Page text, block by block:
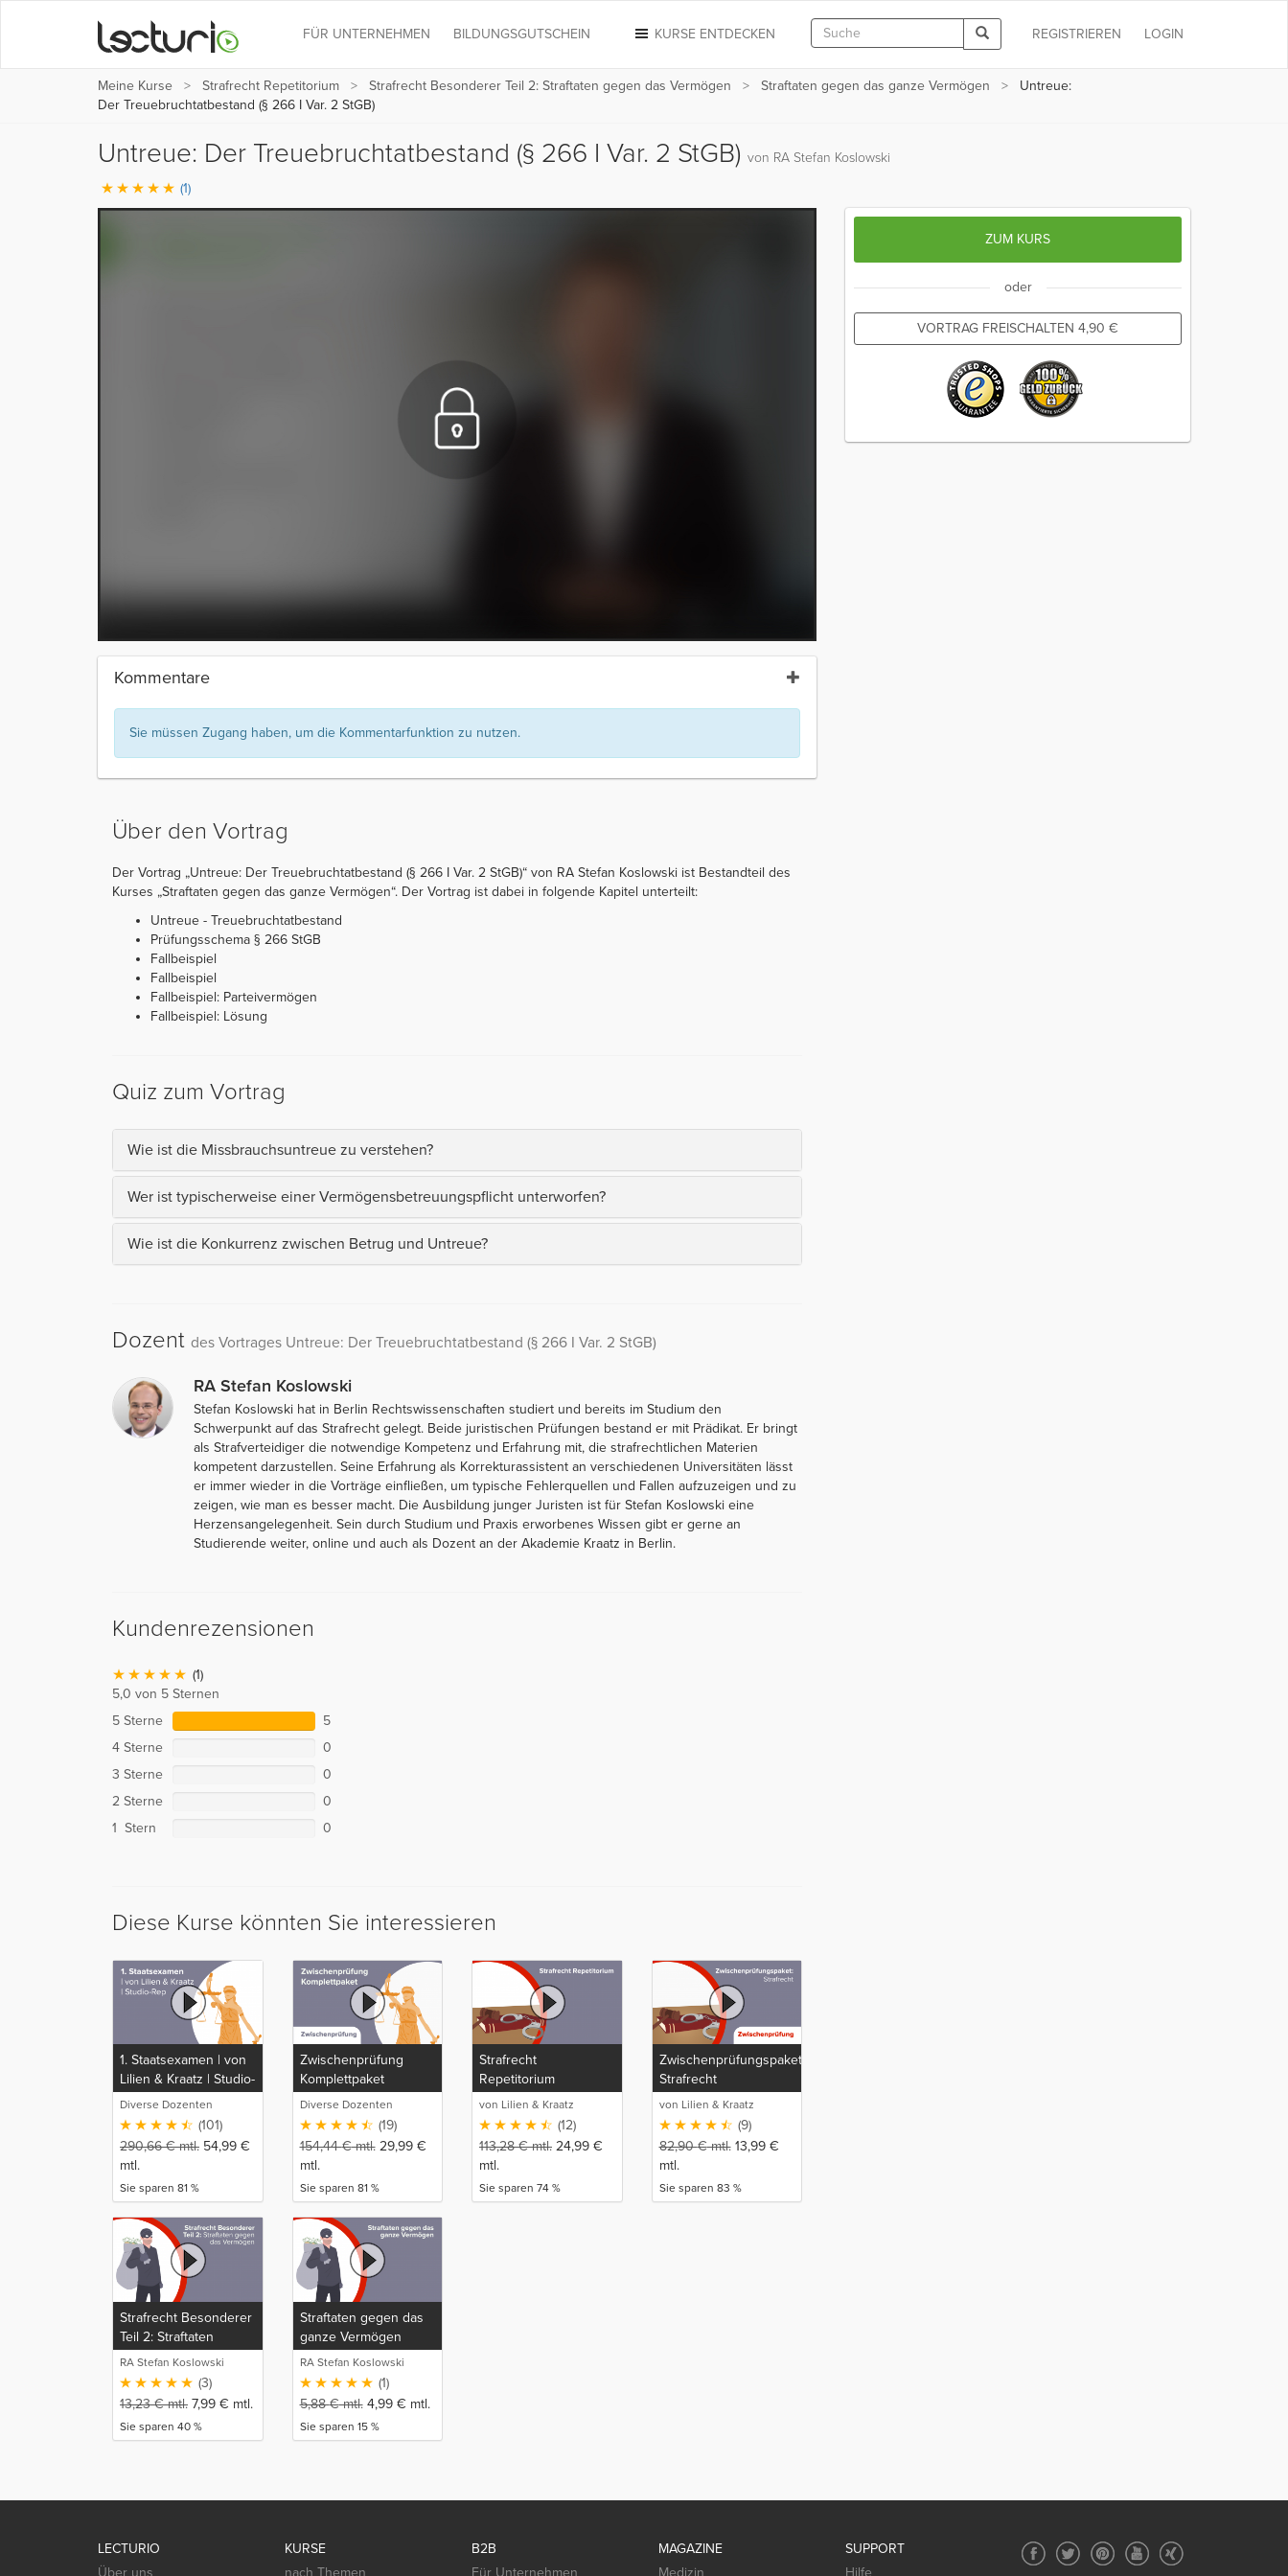
LOGIN
REGISTRIEREN
KURSE ENTDECKEN
FÜR UNTERNEHMEN BILDUNGSGUTSCHEIN
Meine Kurse Strafrecht Repetitorium Strafrecht Besonderer Teil 2: Straftaten gegen das Vermögen Straftaten gegen das ganze Vermögen
Untreue:
Der Treuebruchtatbestand (§ 266 I Var. 2 StGB)
Untreue: Der Treuebruchtatbestand (§ 266 I Var. 2 StGB) von RA Stefan Koslowski
(1)
Kommentare
Sie müssen Zugang haben, um die Kommentarfunktion zu nutzen.
Über den Vortrag
Der Vortrag „Untreue: Der Treuebruchtatbestand (§ 266 I Var. 2 StGB)“ von RA Stefan Koslowski ist Bestandteil des
Kurses „Straftaten gegen das ganze Vermögen“. Der Vortrag ist dabei in folgende Kapitel unterteilt:
Untreue - Treuebruchtatbestand
Prüfungsschema § 266 StGB
Fallbeispiel
Fallbeispiel
Fallbeispiel: Parteivermögen
Fallbeispiel: Lösung
Quiz zum Vortrag
Wie ist die Missbrauchsuntreue zu verstehen?
Wer ist typischerweise einer Vermögensbetreuungspflicht unterworfen?
Wie ist die Konkurrenz zwischen Betrug und Untreue?
Dozent des Vortrages Untreue: Der Treuebruchtatbestand (§ 266 I Var. 2 StGB)
RA Stefan Koslowski
Stefan Koslowski hat in Berlin Rechtswissenschaften studiert und bereits im Studium den
Schwerpunkt auf das Strafrecht gelegt. Beide juristischen Prüfungen bestand er mit Prädikat. Er bringt
als Strafverteidiger die notwendige Kompetenz und Erfahrung mit, die strafrechtlichen Materien
kompetent darzustellen. Seine Erfahrung als Korrekturassistent an verschiedenen Universitäten lässt
er immer wieder in die Vorträge einfließen, um typische Fehlerquellen und Fallen aufzuzeigen und zu
zeigen, wie man es besser macht. Die Ausbildung junger Juristen ist für Stefan Koslowski eine
Herzensangelegenheit. Sein durch Studium und Praxis erworbenes Wissen gibt er gerne an
Studierende weiter, online und auch als Dozent an der Akademie Kraatz in Berlin.
Kundenrezensionen
(1)
5,0 von 5 Sternen
5 Sterne
5
4 Sterne
0
3 Sterne
0
2 Sterne
0
1 Stern
0
Diese Kurse könnten Sie interessieren
1. Staatsexamen | von
Lilien & Kraatz | Studio-
Rep
Diverse Dozenten
(101)
290,66€mtl. 54,99 €
mtl.
Sie sparen 81 %
Zwischenprüfung
Komplettpaket
Diverse Dozenten
(19)
154,44€mtl. 29,99 €
mtl.
Sie sparen 81 %
Strafrecht
Repetitorium
von Lilien & Kraatz
(12)
113,28€mtl. 24,99 €
mtl.
Sie sparen 74 %
Zwischenprüfungspaket:
Strafrecht
von Lilien & Kraatz
(9)
82,90€mtl. 13,99 €
mtl.
Sie sparen 83 %
Strafrecht Besonderer
Teil 2: Straftaten
gegen das Vermögen
RA Stefan Koslowski
(3)
13,23€mtl. 7,99 € mtl.
Sie sparen 40 %
Straftaten gegen das
ganze Vermögen
RA Stefan Koslowski
(1)
5,88€mtl. 4,99 € mtl.
Sie sparen 15 %
ZUM KURS
oder
VORTRAG FREISCHALTEN 4,90 €
LECTURIO
Über uns
KURSE
nach Themen
B2B
Für Unternehmen
MAGAZINE
Medizin
SUPPORT
Hilfe